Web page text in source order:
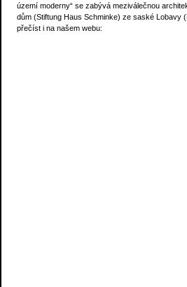
území moderny“ se zabývá meziválečnou
dům (Stiftung Haus Schminke) ze saské Lobavy
přečíst i na našem webu: